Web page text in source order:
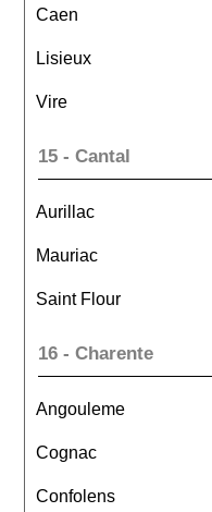
Caen
Lisieux
Vire
15 - Cantal
Aurillac
Mauriac
Saint Flour
16 - Charente
Angouleme
Cognac
Confolens